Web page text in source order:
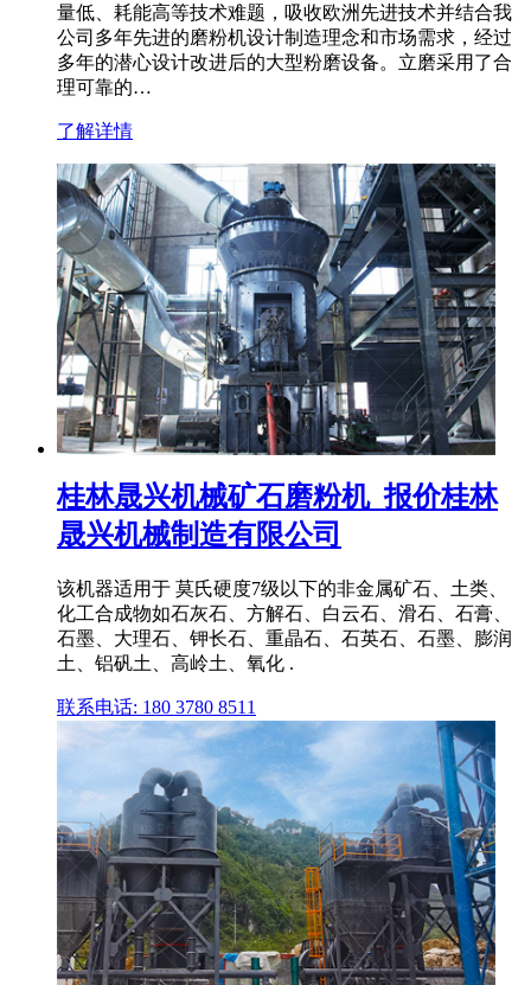
量低、耗能高等技术难题，吸收欧洲先进技术并结合我
公司多年先进的磨粉机设计制造理念和市场需求，经过
多年的潜心设计改进后的大型粉磨设备。立磨采用了合
理可靠的…
了解详情
桂林晟兴机械矿石磨粉机_报价桂林
晟兴机械制造有限公司
该机器适用于 莫氏硬度7级以下的非金属矿石、土类、
化工合成物如石灰石、方解石、白云石、滑石、石膏、
石墨、大理石、钾长石、重晶石、石英石、石墨、膨润
土、铝矾土、高岭土、氧化 .
联系电话: 180 3780 8511